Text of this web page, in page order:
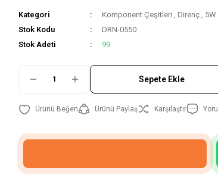
Kategori Komponent Çeşitleri , Direnç ,
Stok Kodu
DRN-0550
Stok Adeti
99
Sepete Ekle
Ürünü Paylaş Karşılaştır